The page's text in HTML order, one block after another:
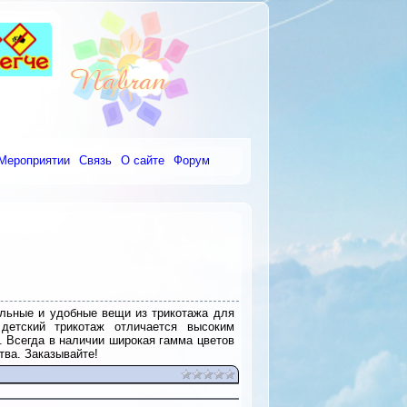
Связь О сайте Форум
и удобные вещи из трикотажа для
трикотаж отличается высоким
в наличии широкая гамма цветов
Заказывайте!